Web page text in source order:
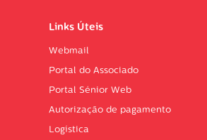
Links Úteis
Webmail
Portal do Associado
Portal Sénior Web
Autorização de pagamento
Logística